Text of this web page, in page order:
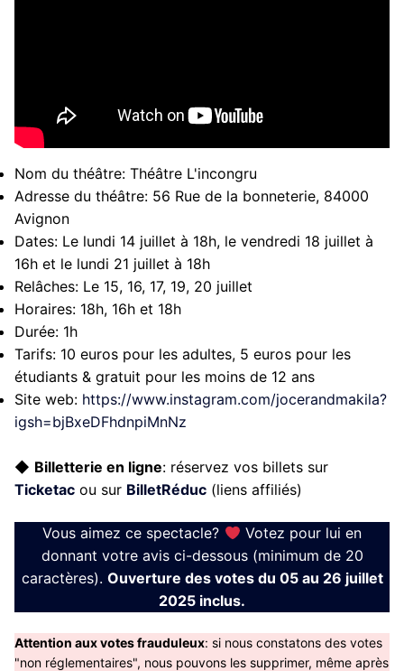
Nom du théâtre: Théâtre L'incongru
Adresse du théâtre: 56 Rue de la bonneterie, 84000
Avignon
Dates: Le lundi 14 juillet à 18h, le vendredi 18 juillet à
16h et le lundi 21 juillet à 18h
Relâches: Le 15, 16, 17, 19, 20 juillet
Horaires: 18h, 16h et 18h
Durée: 1h
Tarifs: 10 euros pour les adultes, 5 euros pour les
étudiants & gratuit pour les moins de 12 ans
Site web: https://www.instagram.com/jocerandmakila?
igsh=bjBxeDFhdnpiMnNz
◆ Billetterie en ligne: réservez vos billets sur
Ticketac ou sur BilletRéduc (liens affiliés)
Vous aimez ce spectacle?
Votez pour lui en
donnant votre avis ci-dessous (minimum de 20
caractères). Ouverture des votes du 05 au 26 juillet
2025 inclus.
Attention aux votes frauduleux: si nous constatons des votes
"non réglementaires", nous pouvons les supprimer, même après